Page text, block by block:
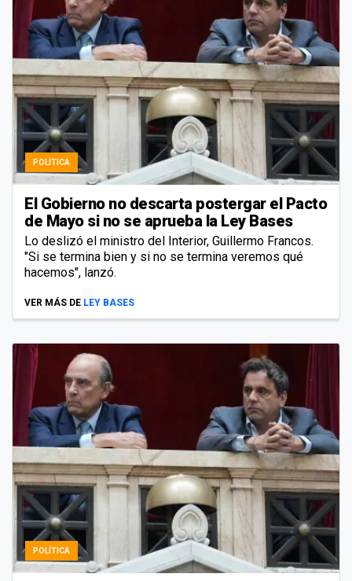
POLÍTICA
El Gobierno no descarta postergar el Pacto
de Mayo si no se aprueba la Ley Bases
Lo deslizó el ministro del Interior, Guillermo Francos.
"Si se termina bien y si no se termina veremos qué
hacemos", lanzó.
VER MÁS DE LEY BASES
POLÍTICA